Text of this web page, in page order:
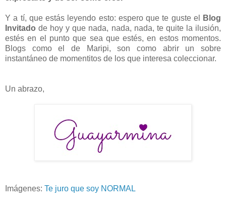
Y a tí, que estás leyendo esto: espero que te guste el
Blog
Invitado de hoy y que nada, nada, nada, te quite la ilusión,
estés en el punto que sea que estés, en estos momentos.
Blogs como el de Maripi, son como abrir un sobre
instantáneo de momentitos de los que interesa coleccionar.
Un abrazo,
Imágenes: Te juro que soy NORMAL